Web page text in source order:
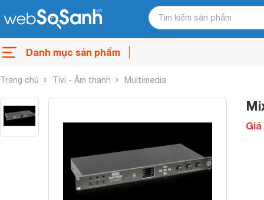
Danh mục sản phẩm
Trang chủ Tivi - Âm thanh Multimedia